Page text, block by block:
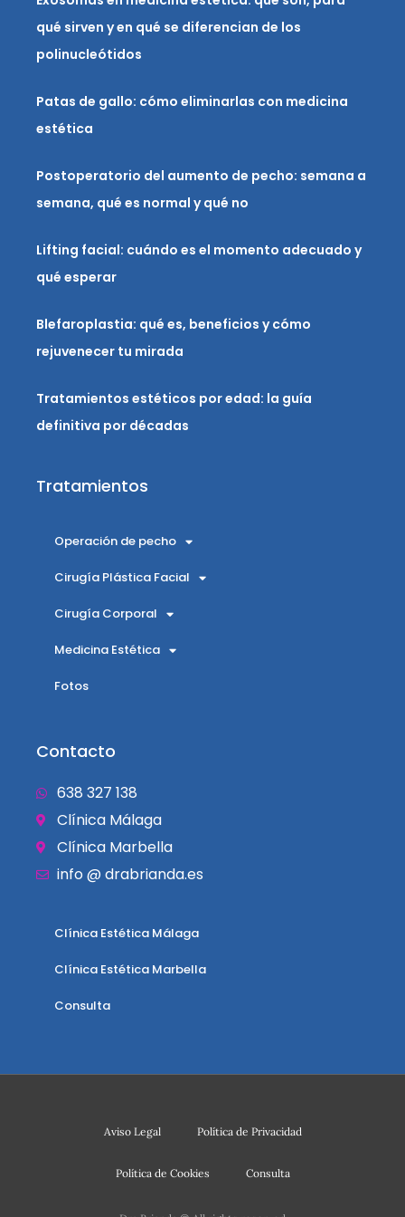
qué sirven y en qué se diferencian de los
polinucleótidos
Patas de gallo: cómo eliminarlas con medicina
estética
Postoperatorio del aumento de pecho: semana a
semana, qué es normal y qué no
Lifting facial: cuándo es el momento adecuado y
qué esperar
Blefaroplastia: qué es, beneficios y cómo
rejuvenecer tu mirada
Tratamientos estéticos por edad: la guía
definitiva por décadas
Tratamientos
Operación de pecho
Cirugía Plástica Facial
Cirugía Corporal
Medicina Estética
Fotos
Contacto
638 327 138
Clínica Málaga
Clínica Marbella
info @ drabrianda.es
Clínica Estética Málaga
Clínica Estética Marbella
Consulta
Aviso Legal Política de Privacidad
Política de Cookies Consulta